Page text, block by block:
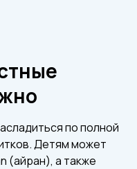
по полной
Детям может
(айран), а также